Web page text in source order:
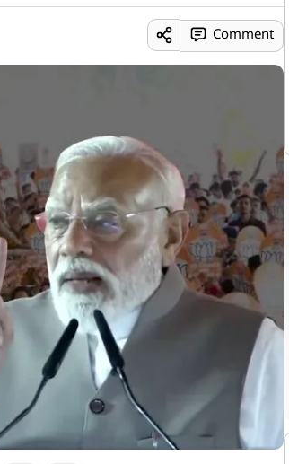
Comment